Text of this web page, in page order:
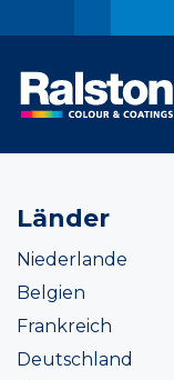
Länder
Niederlande
Belgien
Frankreich
Deutschland